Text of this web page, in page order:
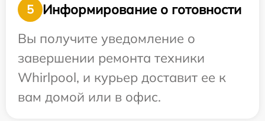
5
Информирование о готовности
Вы получите уведомление о
завершении ремонта техники
Whirlpool, и курьер доставит ее к
вам домой или в офис.